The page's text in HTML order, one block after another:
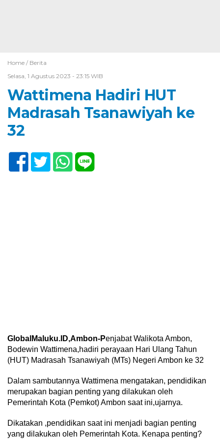
Home / Berita
Selasa, 1 Agustus 2023 - 23:15 WIB
Wattimena Hadiri HUT
Madrasah Tsanawiyah ke
32
GlobalMaluku.ID,Ambon-Penjabat Walikota Ambon,
Bodewin Wattimena,hadiri perayaan Hari Ulang Tahun
(HUT) Madrasah Tsanawiyah (MTs) Negeri Ambon ke 32
Dalam sambutannya Wattimena mengatakan, pendidikan
merupakan bagian penting yang dilakukan oleh
Pemerintah Kota (Pemkot) Ambon saat ini,ujarnya.
Dikatakan ,pendidikan saat ini menjadi bagian penting
yang dilakukan oleh Pemerintah Kota. Kenapa penting?